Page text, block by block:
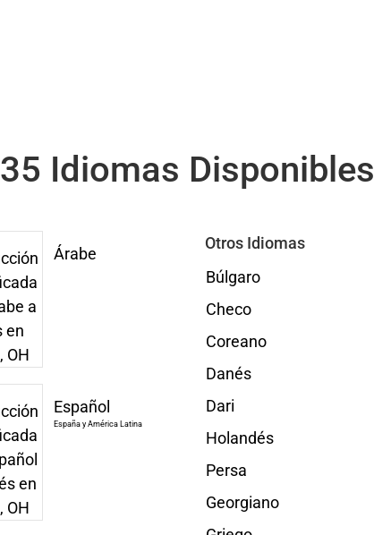
35 Idiomas Disponibles
Árabe
Español
España y América Latina
Otros Idiomas
Búlgaro
Checo
Coreano
Danés
Dari
Holandés
Persa
Georgiano